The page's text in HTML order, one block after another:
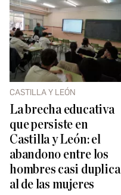
CASTILLA Y LEÓN
La brecha educativa
que persiste en
Castilla y León: el
abandono entre los
hombres casi duplica
al de las mujeres